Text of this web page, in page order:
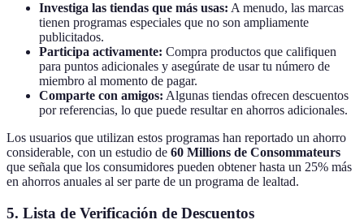
Investiga las tiendas que más usas: A menudo, las marcas
tienen programas especiales que no son ampliamente
publicitados.
Participa activamente: Compra productos que califiquen
para puntos adicionales y asegúrate de usar tu número de
miembro al momento de pagar.
Comparte con amigos: Algunas tiendas ofrecen descuentos
por referencias, lo que puede resultar en ahorros adicionales.
Los usuarios que utilizan estos programas han reportado un ahorro
considerable, con un estudio de 60 Millions de Consommateurs
que señala que los consumidores pueden obtener hasta un 25% más
en ahorros anuales al ser parte de un programa de lealtad.
5. Lista de Verificación de Descuentos